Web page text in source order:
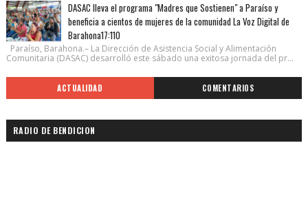
DASAC lleva el programa "Madres que Sostienen" a Paraíso y
beneficia a cientos de mujeres de la comunidad La Voz Digital de
Barahona17:110
Paraíso, Barahona.– La Dirección de Asistencia Social y Alimentación
Comunitaria (DASAC) desarrolló este sábado una exitosa jornada del pr...
ACTUALIDAD COMENTARIOS
RADIO DE BENDICION